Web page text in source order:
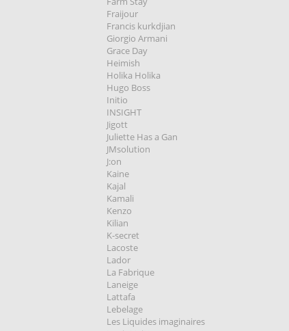
Fraijour
Francis kurkdjian
Giorgio Armani
Grace Day
Heimish
Holika Holika
Hugo Boss
Initio
INSIGHT
Jigott
Juliette Has a Gan
JMsolution
J:on
Kaine
Kajal
Kamali
Kenzo
Kilian
K-secret
Lacoste
Lador
La Fabrique
Laneige
Lattafa
Lebelage
Les Liquides imaginaires